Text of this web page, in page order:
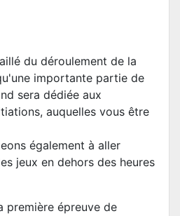
du déroulement de la
importante partie de
sera dédiée aux
auquelles vous être
également à aller
jeux en dehors des heures
première épreuve de